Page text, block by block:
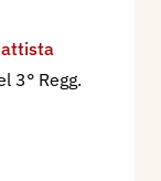
3° Regg.